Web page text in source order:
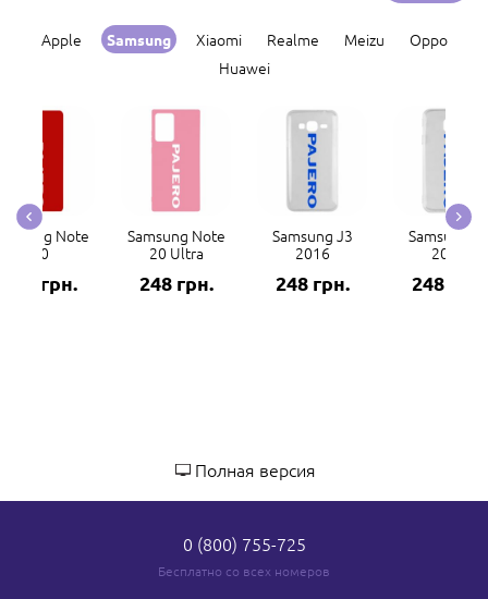
Apple Samsung Xiaomi Realme Meizu
Oppo
Huawei
Note
20
248 грн.
Samsung Note
20 Ultra
248 грн.
Samsung J3
2016
248 грн.
Samsung J3
2017
248 грн.
Полная версия
0 (800) 755-725
Бесплатно со всех номеров